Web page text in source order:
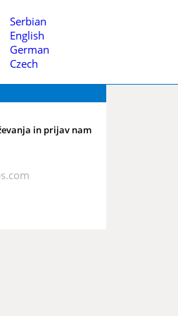
Serbian
English
German
Czech
in prijav nam